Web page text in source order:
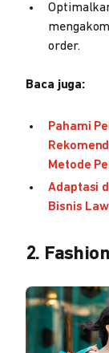
order.
Baca juga:
Pahami
Metode
Adaptasi
Bisnis
2.